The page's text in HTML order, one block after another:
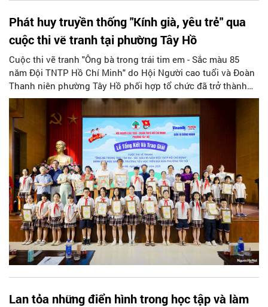
Phát huy truyền thống "Kính già, yêu trẻ" qua
cuộc thi vẽ tranh tại phường Tây Hồ
Cuộc thi vẽ tranh "Ông bà trong trái tim em - Sắc màu 85
năm Đội TNTP Hồ Chí Minh" do Hội Người cao tuổi và Đoàn
Thanh niên phường Tây Hồ phối hợp tổ chức đã trở thành
cầu nối yêu thương giữa các thế hệ, góp phần giáo dục
truyền thống "Kính già, yêu trẻ" và lan tỏa những giá trị nhân
văn trong cộng đồng.
Lan tỏa những điển hình trong học tập và làm